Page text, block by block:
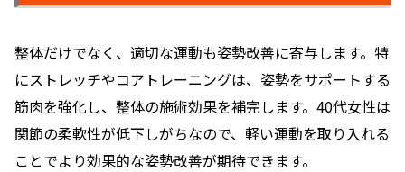
整体だけでなく、適切な運動も姿勢改善に寄与します。特
にストレッチやコアトレーニングは、姿勢をサポートする
筋肉を強化し、整体の施術効果を補完します。40代女性は
関節の柔軟性が低下しがちなので、軽い運動を取り入れる
ことでより効果的な姿勢改善が期待できます。